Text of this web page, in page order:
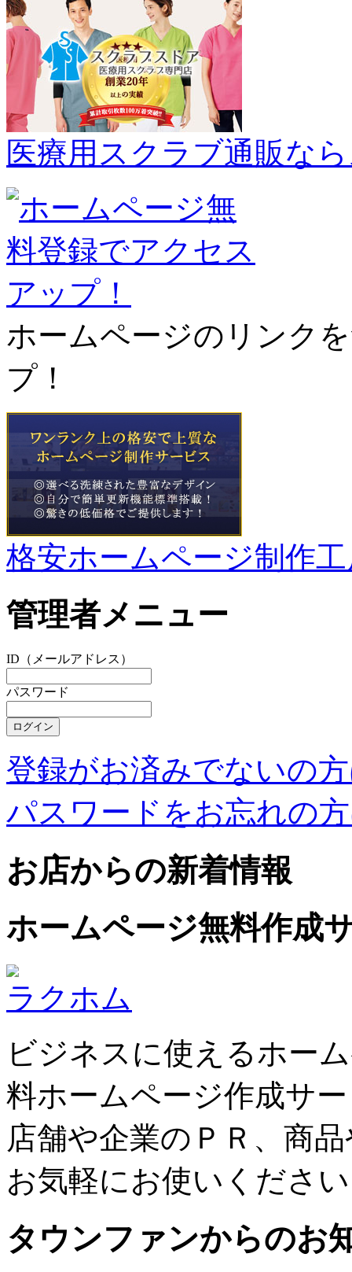
医療用スクラブ通販な
ホームページのリンク
プ！
格安ホームページ制作
管理者メニュー
ID（メールアドレス）
パスワード
登録がお済みでないの
パスワードをお忘れの
お店からの新着情報
ホームページ無料作成
ラクホム
ビジネスに使えるホー
料ホームページ作成サ
店舗や企業のＰＲ、商
お気軽にお使いくださ
タウンファンからのお